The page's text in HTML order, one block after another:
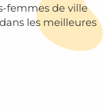
femmes de ville
les meilleures